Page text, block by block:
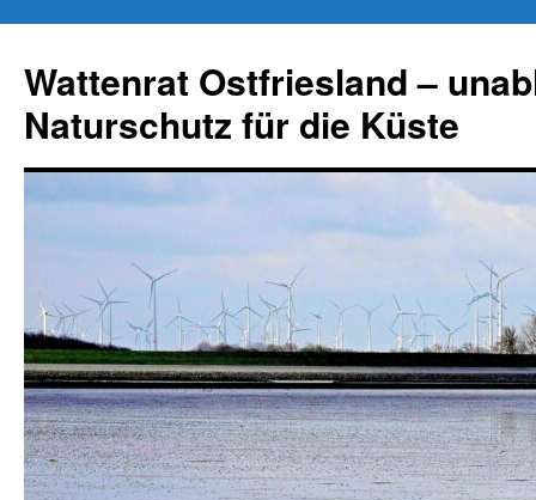
springen
Wattenrat Ostfriesland –
Naturschutz für die Küste